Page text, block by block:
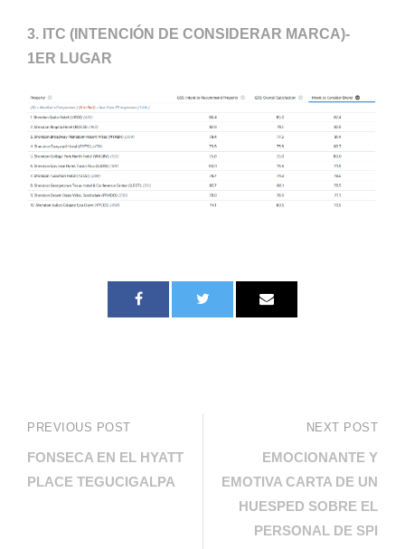
3. ITC (INTENCIÓN DE CONSIDERAR MARCA)-
1ER LUGAR
PREVIOUS POST
FONSECA EN EL HYATT
PLACE TEGUCIGALPA
NEXT POST
EMOCIONANTE Y
EMOTIVA CARTA DE UN
HUESPED SOBRE EL
PERSONAL DE SPI